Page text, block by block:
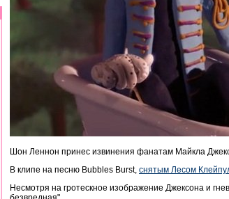
Шон Леннон принес извинения фанатам Майкла
В клипе на песню Bubbles Burst, снятым Лесом
Несмотря на гротескное изображение Джексона и